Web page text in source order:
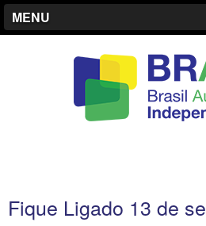
MENU
Fique Ligado 13 de